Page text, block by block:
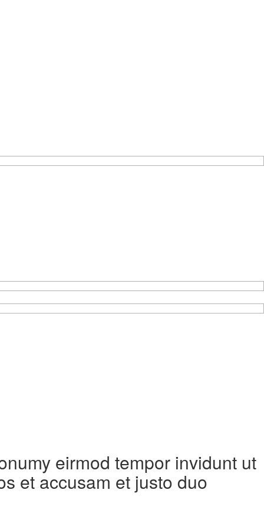
eirmod tempor invidunt ut
et accusam et justo duo